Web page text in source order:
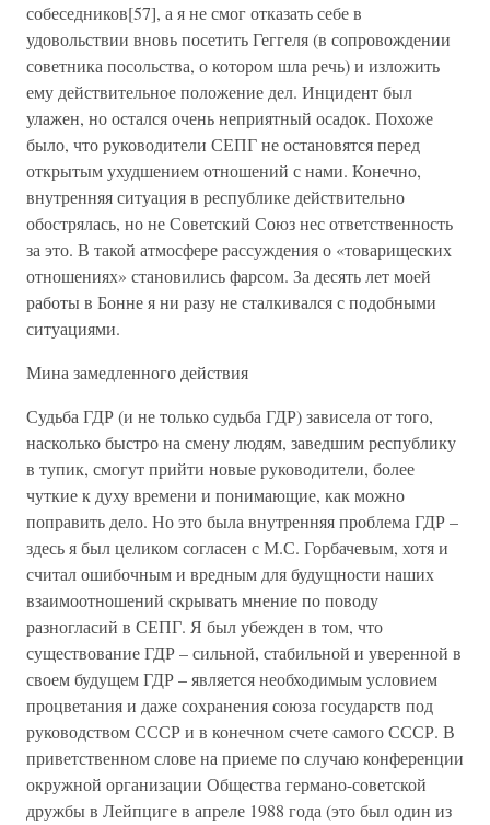
собеседников[57], а я не смог отказать себе в
удовольствии вновь посетить Геггеля (в сопровождении
советника посольства, о котором шла речь) и изложить
ему действительное положение дел. Инцидент был
улажен, но остался очень неприятный осадок. Похоже
было, что руководители СЕПГ не остановятся перед
открытым ухудшением отношений с нами. Конечно,
внутренняя ситуация в республике действительно
обострялась, но не Советский Союз нес ответственность
за это. В такой атмосфере рассуждения о «товарищеских
отношениях» становились фарсом. За десять лет моей
работы в Бонне я ни разу не сталкивался с подобными
ситуациями.
Мина замедленного действия
Судьба ГДР (и не только судьба ГДР) зависела от того,
насколько быстро на смену людям, заведшим республику
в тупик, смогут прийти новые руководители, более
чуткие к духу времени и понимающие, как можно
поправить дело. Но это была внутренняя проблема ГДР –
здесь я был целиком согласен с М.С. Горбачевым, хотя и
считал ошибочным и вредным для будущности наших
взаимоотношений скрывать мнение по поводу
разногласий в СЕПГ. Я был убежден в том, что
существование ГДР – сильной, стабильной и уверенной в
своем будущем ГДР – является необходимым условием
процветания и даже сохранения союза государств под
руководством СССР и в конечном счете самого СССР. В
приветственном слове на приеме по случаю конференции
окружной организации Общества германо-советской
дружбы в Лейпциге в апреле 1988 года (это был один из